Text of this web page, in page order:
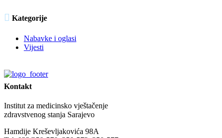
 Kategorije
Nabavke i oglasi
Vijesti
Kontakt
Institut za medicinsko vještačenje
zdravstvenog stanja Sarajevo
Hamdije Kreševljakovića 98A